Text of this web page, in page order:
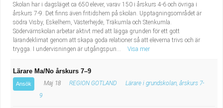
Naturvetenskapligt arbete
Pedagogiskt arbete
Sanering och renhållning
Socialt arbete
Läkarsekreterare/Vårdadmin/Medicinsk
sekreterare
Lastbilsförare m.fl.
Fastighetsskötare
Skolan har i dagsläget ca 650 elever, varav 150 i årskurs 4-6 och övriga i
årskurs 7-9. Det finns även fritidshem på skolan. Upptagningsområdet är
södra Visby, Eskelhem, Västerhejde, Träkumla och Stenkumla.
Södervärnskolan arbetar aktivt med att lägga grunden för ett gott
lärandeklimat genom att skapa goda relationer så att eleverna trivs och är
trygga. I undervisningen är utgångspun...
Visa mer
Lärare Ma/No årskurs 7–9
Ansök Maj 18 REGION GOTLAND
Lärare i grundskolan, årskurs 7-
9